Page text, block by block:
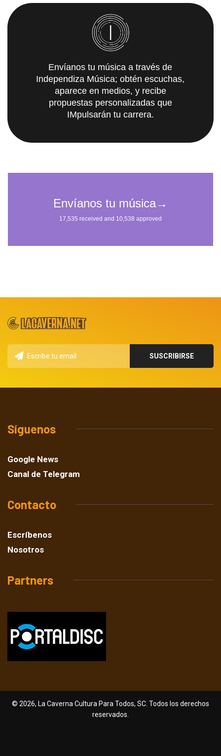
Envíanos tu música a través de
Independiza Música; obtén escuchas,
aparece en medios, y recibe
propuestas personalizadas que
IMpulsarán tu carrera.
Síguenos
Google News
Canal de Telegram
Contacto
Escríbenos
Nosotros
Partners
© 2026, La Caverna Cultura Para Todos, SC. Todos los derechos
reservados.